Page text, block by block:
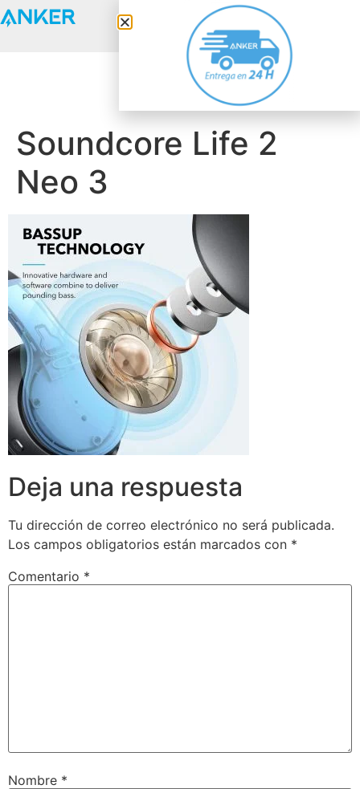
Soundcore Life 2
Neo 3
Deja una respuesta
Tu dirección de correo electrónico no será publicada.
Los campos obligatorios están marcados con *
Comentario *
Nombre *